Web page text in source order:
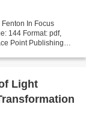
In Focus
144 Format: pdf,
Point Publishing
Light